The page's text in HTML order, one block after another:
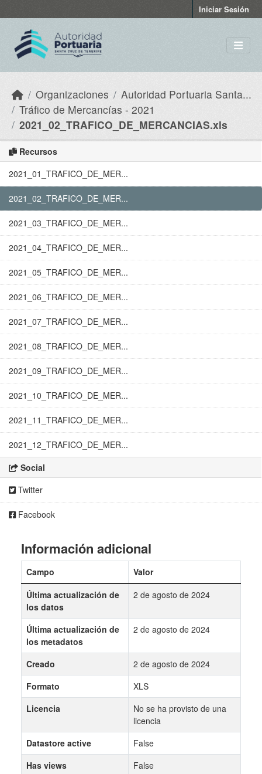
Iniciar Sesión
Organizaciones
Autoridad Portuaria Santa...
Tráfico de Mercancías - 2021
2021_02_TRAFICO_DE_MERCANCIAS.xls
Recursos
2021_01_TRAFICO_DE_MER...
2021_02_TRAFICO_DE_MER...
2021_03_TRAFICO_DE_MER...
2021_04_TRAFICO_DE_MER...
2021_05_TRAFICO_DE_MER...
2021_06_TRAFICO_DE_MER...
2021_07_TRAFICO_DE_MER...
2021_08_TRAFICO_DE_MER...
2021_09_TRAFICO_DE_MER...
2021_10_TRAFICO_DE_MER...
2021_11_TRAFICO_DE_MER...
2021_12_TRAFICO_DE_MER...
Social
Twitter
Facebook
Información adicional
Campo
Valor
Última actualización de
los datos
2 de agosto de 2024
Última actualización de
los metadatos
2 de agosto de 2024
Creado
2 de agosto de 2024
Formato
XLS
Licencia
No se ha provisto de una
licencia
Datastore active
False
Has views
False